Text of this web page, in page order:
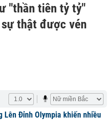
"thần tiên tỷ tỷ"
thật được vén
Lên Đỉnh Olympia khiến nhiều